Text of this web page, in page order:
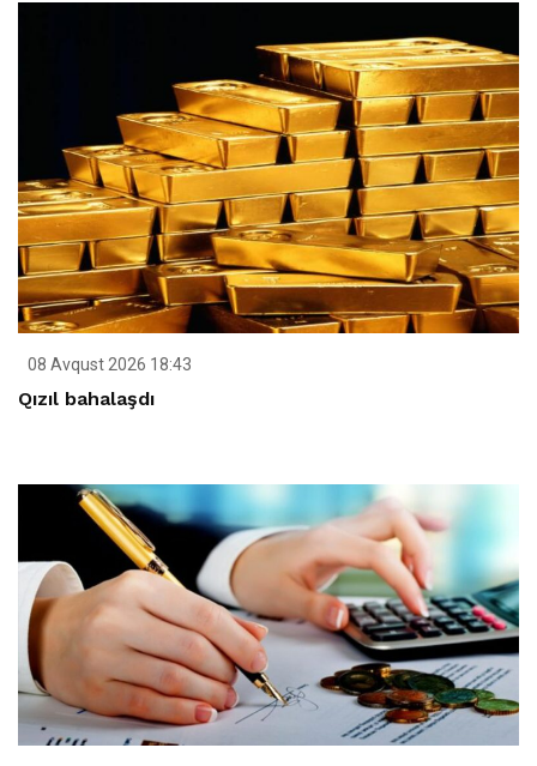
08 Avqust 2026 18:43
Qızıl bahalaşdı